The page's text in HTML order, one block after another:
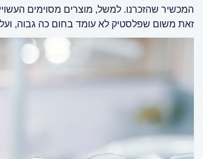
המכשיר שהזכרנו. למשל, מוצרים מסוימים
זאת משום שפלסטיק לא עומד בחום כה גבוה, ועל